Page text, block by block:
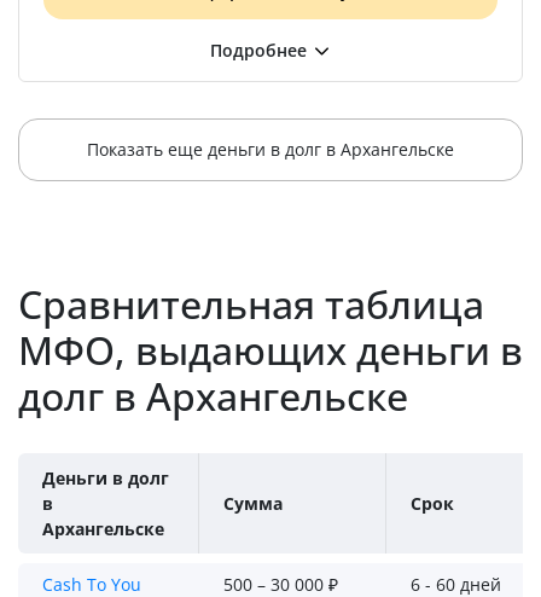
Показать еще деньги в долг в Архангельске
Сравнительная таблица
МФО, выдающих деньги в
долг в Архангельске
Деньги в долг
в
Архангельске
Сумма Срок
Cash To You 500 – 30 000 ₽ 6 - 60 дней